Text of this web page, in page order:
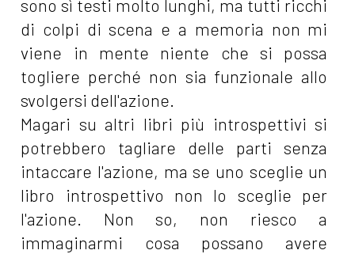
sono sì testi molto lunghi, ma tutti ricchi
di colpi di scena e a memoria non mi
viene in mente niente che si possa
togliere perché non sia funzionale allo
svolgersi dell'azione.
Magari su altri libri più introspettivi si
potrebbero tagliare delle parti senza
intaccare l'azione, ma se uno sceglie un
libro introspettivo non lo sceglie per
l'azione. Non so, non riesco a
immaginarmi cosa possano avere